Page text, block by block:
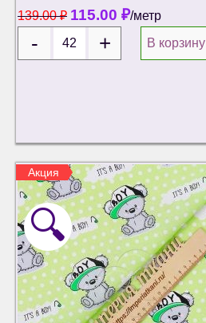
139.00₽ 115.00 ₽/метр
В корзину
Акция
🔍